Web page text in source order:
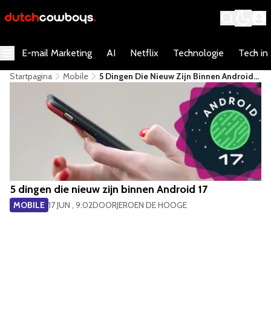
E-mail Marketing AI Netflix Technologie Tech in
Startpagina Mobile
5 Dingen Die Nieuw Zijn Binnen Android
5 dingen die nieuw zijn binnen Android 17
MOBILE 17 JUN , 9:02DOORJEROEN DE HOOGE